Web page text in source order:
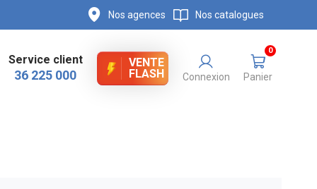
Nos agences Nos catalogues
Service client
36 225 000
VENTE
FLASH
Connexion Panier
0